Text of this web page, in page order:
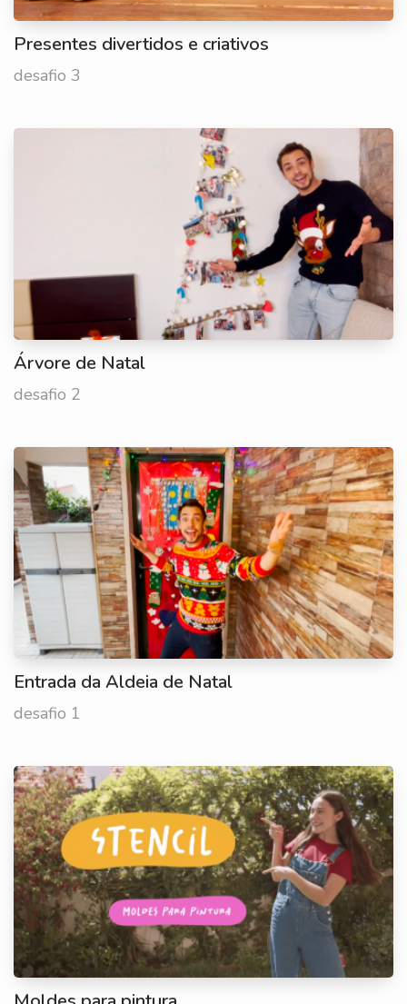
Presentes divertidos e criativos
desafio 3
Árvore de Natal
desafio 2
Entrada da Aldeia de Natal
desafio 1